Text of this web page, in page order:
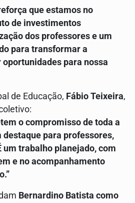
que estamos no
de investimentos
dos professores e um
para transformar a
para nossa
de Educação, Fábio Teixeira,
o compromisso de toda a
destaque para professores,
um trabalho planejado, com
e no acompanhamento
Bernardino Batista como